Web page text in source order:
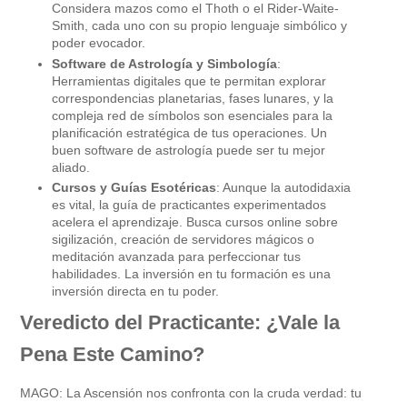
Considera mazos como el Thoth o el Rider-Waite-
Smith, cada uno con su propio lenguaje simbólico y
poder evocador.
Software de Astrología y Simbología:
Herramientas digitales que te permitan explorar
correspondencias planetarias, fases lunares, y la
compleja red de símbolos son esenciales para la
planificación estratégica de tus operaciones. Un
buen software de astrología puede ser tu mejor
aliado.
Cursos y Guías Esotéricas: Aunque la autodidaxia
es vital, la guía de practicantes experimentados
acelera el aprendizaje. Busca cursos online sobre
sigilización, creación de servidores mágicos o
meditación avanzada para perfeccionar tus
habilidades. La inversión en tu formación es una
inversión directa en tu poder.
Veredicto del Practicante: ¿Vale la
Pena Este Camino?
MAGO: La Ascensión nos confronta con la cruda verdad: tu